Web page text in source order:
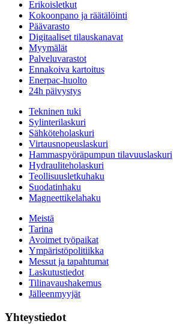
Erikoisletkut
Kokoonpano ja räätälöinti
Päävarasto
Digitaaliset tilauskanavat
Myymälät
Palveluvarastot
Ennakoiva kartoitus
Enerpac-huolto
24h päivystys
Tekninen tuki
Sylinterilaskuri
Sähköteholaskuri
Virtausnopeuslaskuri
Hammaspyöräpumpun tilavuuslaskuri
Hydrauliteholaskuri
Teollisuusletkuhaku
Suodatinhaku
Magneettikelahaku
Meistä
Tarina
Avoimet työpaikat
Ympäristöpolitiikka
Messut ja tapahtumat
Laskutustiedot
Tilinavaushakemus
Jälleenmyyjät
Yhteystiedot